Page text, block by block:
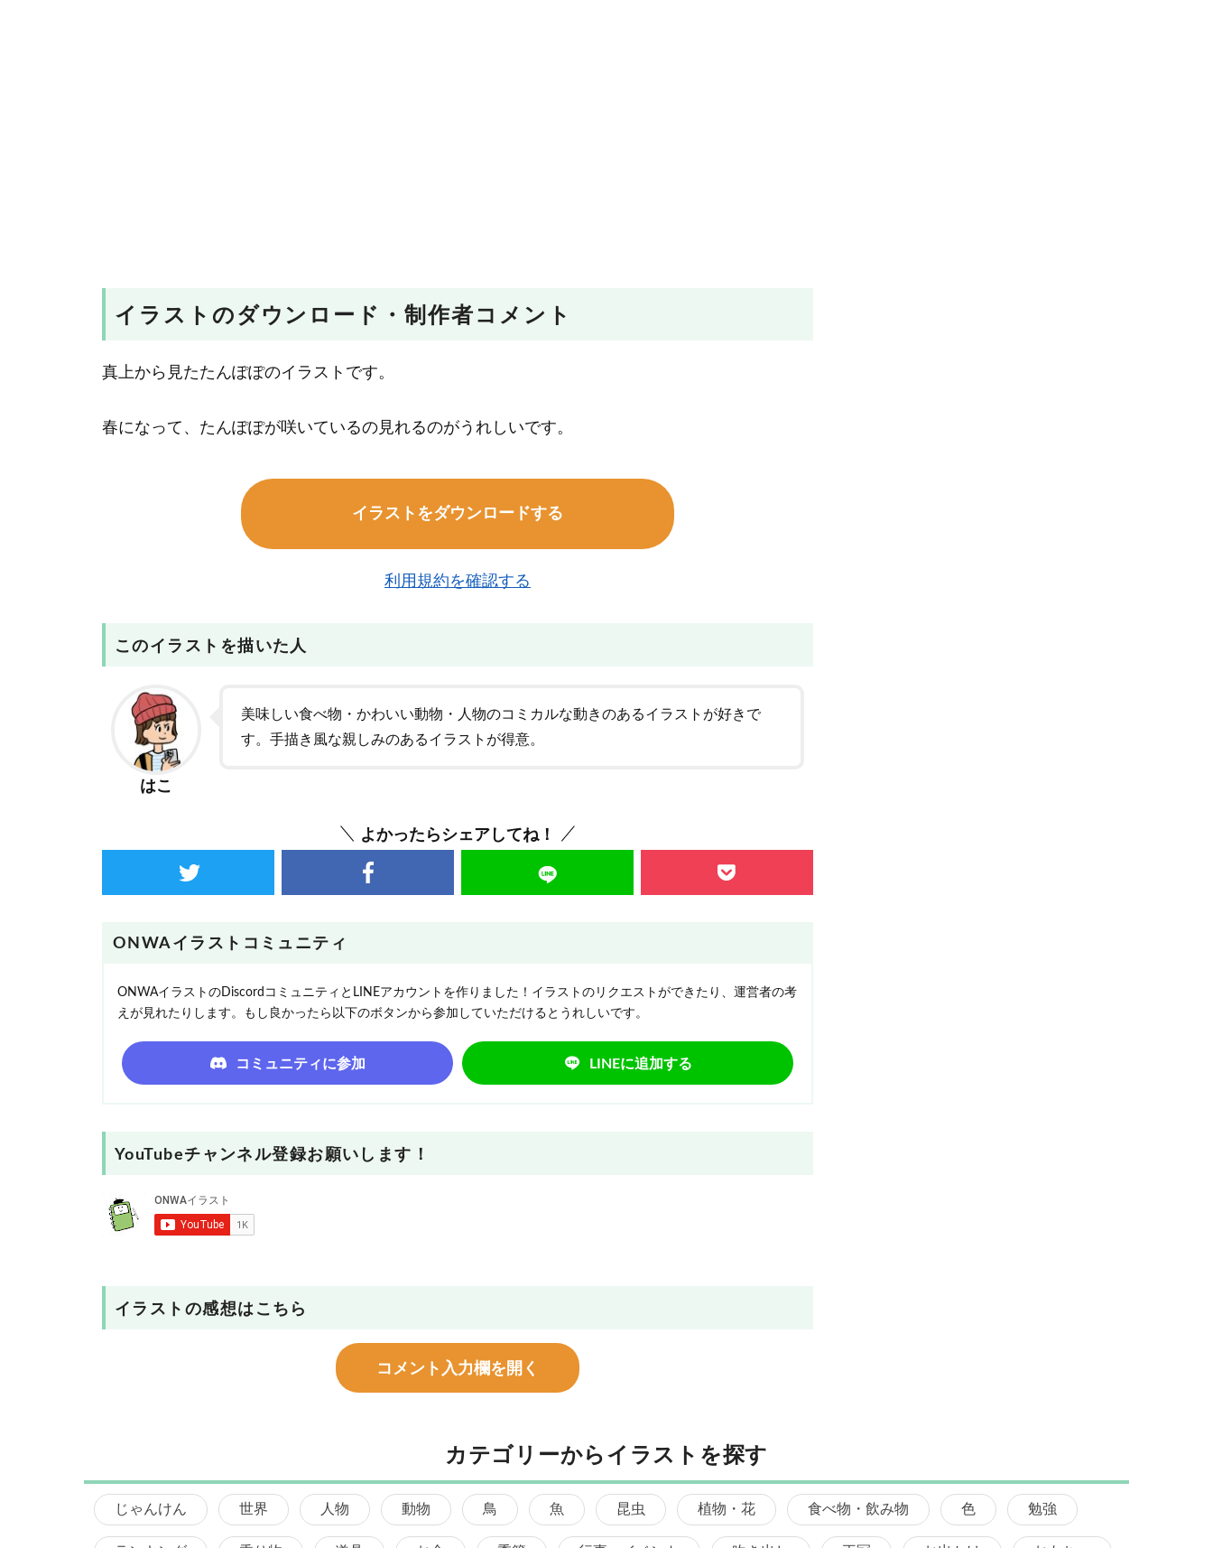
イラストのダウンロード・制作者コメント
真上から見たたんぽぽのイラストです。
春になって、たんぽぽが咲いているの見れるのがうれしいです。
イラストをダウンロードする
利用規約を確認する
このイラストを描いた人
はこ
美味しい食べ物・かわいい動物・人物のコミカルな動きのあるイラストが好きで
す。手描き風な親しみのあるイラストが得意。
よかったらシェアしてね！
ONWAイラストコミュニティ
ONWAイラストのDiscordコミュニティとLINEアカウントを作りました！イラストのリクエストができたり、運営者の考
えが見れたりします。もし良かったら以下のボタンから参加していただけるとうれしいです。
コミュニティに参加 LINEに追加する
YouTubeチャンネル登録お願いします！
イラストの感想はこちら
コメント入力欄を開く
カテゴリーからイラストを探す
じゃんけん 世界 人物 動物 鳥 魚 昆虫 植物・花 食べ物・飲み物 色 勉強